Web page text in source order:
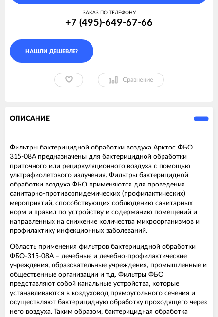
ЗАКАЗ ПО ТЕЛЕФОНУ
+7 (495)-649-67-66
Сравнение
ОПИСАНИЕ
Фильтры бактерицидной обработки воздуха Арктос ФБО
315-08А предназначены для бактерицидной обработки
приточного или рециркуляционного воздуха с помощью
ультрафиолетового излучения. Фильтры бактерицидной
обработки воздуха ФБО применяются для проведения
санитарно-противоэпидемических (профилактических)
мероприятий, способствующих соблюдению санитарных
норм и правил по устройству и содержанию помещений и
направленных на снижение количества микроорганизмов и
профилактику инфекционных заболеваний.
Область применения фильтров бактерицидной обработки
ФБО-315-08A – лечебные и лечебно-профилактические
учреждения, образовательные учреждения, промышленные и
общественные организации и т.д. Фильтры ФБО
представляют собой канальные устройства, которые
устанавливаются в воздуховод прямоугольного сечения и
осуществляют бактерицидную обработку проходящего через
него воздуха. Таким образом, бактерицидная обработка